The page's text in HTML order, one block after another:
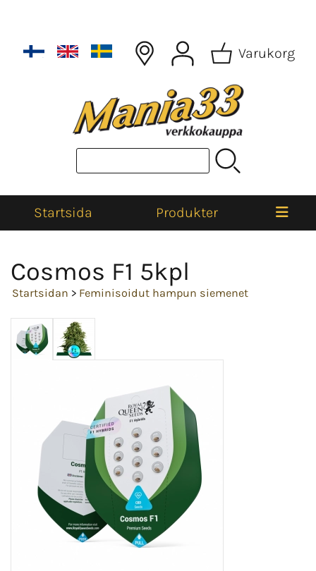
Varukorg
Startsida Produkter
Cosmos F1 5kpl
Startsidan > Feminisoidut hampun siemenet